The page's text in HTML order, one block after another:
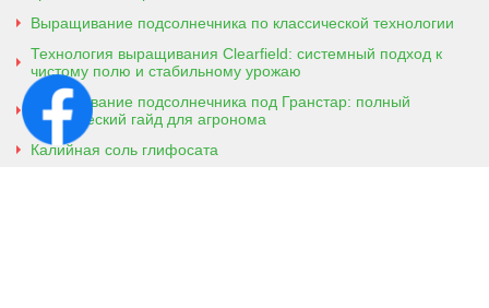
Выращивание подсолнечника по классической технологии
Технология выращивания Clearfield: системный подход к
чистому полю и стабильному урожаю
Выращивание подсолнечника под Гранстар: полный
практический гайд для агронома
Калийная соль глифосата